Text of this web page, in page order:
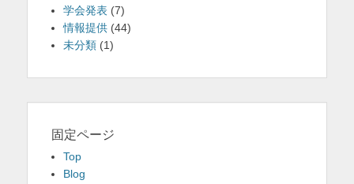
学会発表 (7)
情報提供 (44)
未分類 (1)
固定ページ
Top
Blog